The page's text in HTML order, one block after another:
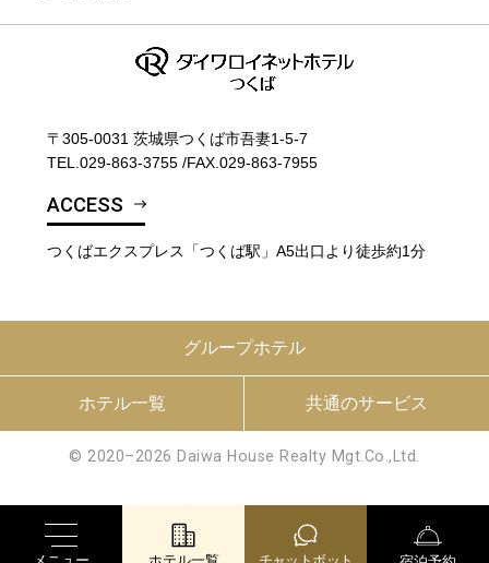
〒305-0031 茨城県つくば市吾妻1-5-7
TEL.029-863-3755 /FAX.029-863-7955
ACCESS
つくばエクスプレス「つくば駅」A5出口より徒歩約1分
グループホテル
ホテル一覧 共通のサービス
© 2020–2026 Daiwa House Realty Mgt.Co.,Ltd.